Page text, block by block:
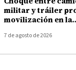
militar y tráiler
movilización en la
Taretan
7 de agosto de 2026